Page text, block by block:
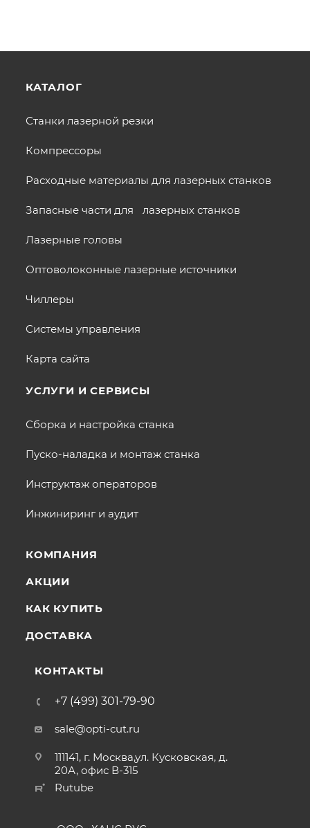
КАТАЛОГ
Станки лазерной резки
Компрессоры
Расходные материалы для лазерных станков
Запасные части для лазерных станков
Лазерные головы
Оптоволоконные лазерные источники
Чиллеры
Системы управления
Карта сайта
УСЛУГИ И СЕРВИСЫ
Сборка и настройка станка
Пуско-наладка и монтаж станка
Инструктаж операторов
Инжиниринг и аудит
КОМПАНИЯ
АКЦИИ
КАК КУПИТЬ
ДОСТАВКА
КОНТАКТЫ
+7 (499) 301-79-90
sale@opti-cut.ru
111141, г. Москва,ул. Кусковская, д.
20А, офис В-315
Rutube